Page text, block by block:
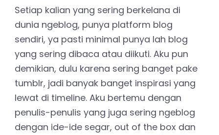
Setiap kalian yang sering berkelana di
dunia ngeblog, punya platform blog
sendiri, ya pasti minimal punya lah blog
yang sering dibaca atau diikuti. Aku pun
demikian, dulu karena sering banget pake
tumblr, jadi banyak banget inspirasi yang
lewat di timeline. Aku bertemu dengan
penulis-penulis yang juga sering ngeblog
dengan ide-ide segar, out of the box dan